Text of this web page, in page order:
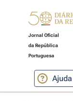
Jornal Oficial
da República
Portuguesa
Ajuda